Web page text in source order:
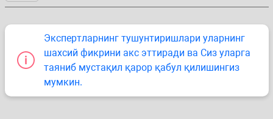
Экспертларнинг тушунтиришлари уларнинг
шахсий фикрини акс эттиради ва Сиз уларга
таяниб мустақил қарор қабул қилишингиз
мумкин.